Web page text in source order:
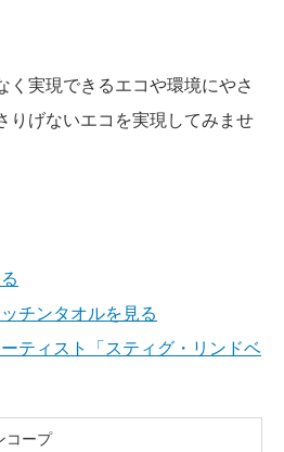
く実現できるエコや環境にやさ
りげないエコを実現してみませ
チンタオルを見る
ティスト「スティグ・リンドベ
コープ